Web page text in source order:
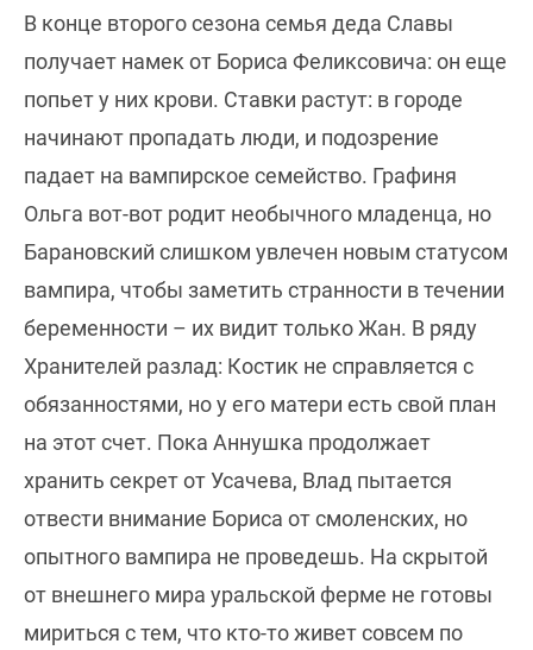
В конце второго сезона семья деда Славы
получает намек от Бориса Феликсовича: он еще
попьет у них крови. Ставки растут: в городе
начинают пропадать люди, и подозрение
падает на вампирское семейство. Графиня
Ольга вот-вот родит необычного младенца, но
Барановский слишком увлечен новым статусом
вампира, чтобы заметить странности в течении
беременности – их видит только Жан. В ряду
Хранителей разлад: Костик не справляется с
обязанностями, но у его матери есть свой план
на этот счет. Пока Аннушка продолжает
хранить секрет от Усачева, Влад пытается
отвести внимание Бориса от смоленских, но
опытного вампира не проведешь. На скрытой
от внешнего мира уральской ферме не готовы
мириться с тем, что кто-то живет совсем по